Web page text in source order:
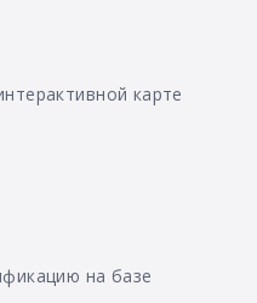
карте
на базе